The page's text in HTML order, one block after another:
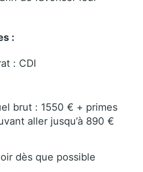
:
: CDI
brut : 1550 € + primes
aller jusqu’à 890 €
dès que possible